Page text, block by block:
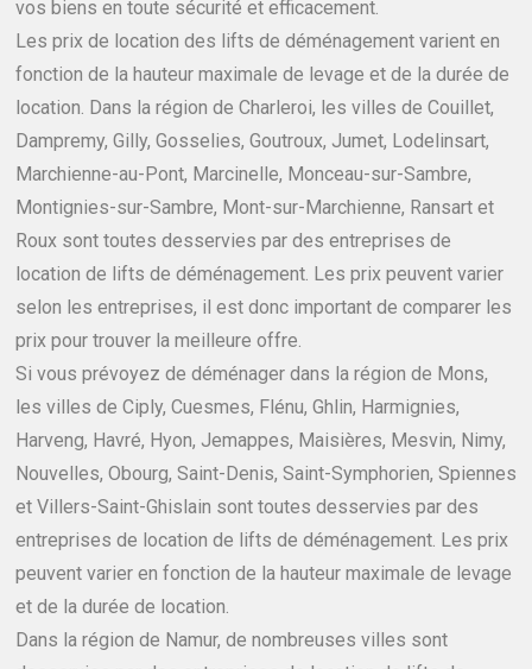
vos biens en toute sécurité et efficacement.
Les prix de location des lifts de déménagement varient en
fonction de la hauteur maximale de levage et de la durée de
location. Dans la région de Charleroi, les villes de Couillet,
Dampremy, Gilly, Gosselies, Goutroux, Jumet, Lodelinsart,
Marchienne-au-Pont, Marcinelle, Monceau-sur-Sambre,
Montignies-sur-Sambre, Mont-sur-Marchienne, Ransart et
Roux sont toutes desservies par des entreprises de
location de lifts de déménagement. Les prix peuvent varier
selon les entreprises, il est donc important de comparer les
prix pour trouver la meilleure offre.
Si vous prévoyez de déménager dans la région de Mons,
les villes de Ciply, Cuesmes, Flénu, Ghlin, Harmignies,
Harveng, Havré, Hyon, Jemappes, Maisières, Mesvin, Nimy,
Nouvelles, Obourg, Saint-Denis, Saint-Symphorien, Spiennes
et Villers-Saint-Ghislain sont toutes desservies par des
entreprises de location de lifts de déménagement. Les prix
peuvent varier en fonction de la hauteur maximale de levage
et de la durée de location.
Dans la région de Namur, de nombreuses villes sont